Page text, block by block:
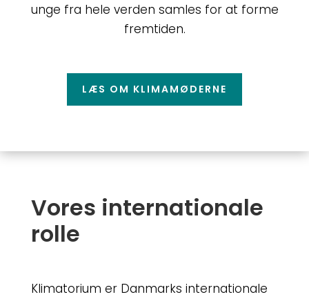
unge fra hele verden samles for at forme
fremtiden.
LÆS OM KLIMAMØDERNE
Vores internationale
rolle
Klimatorium er Danmarks internationale